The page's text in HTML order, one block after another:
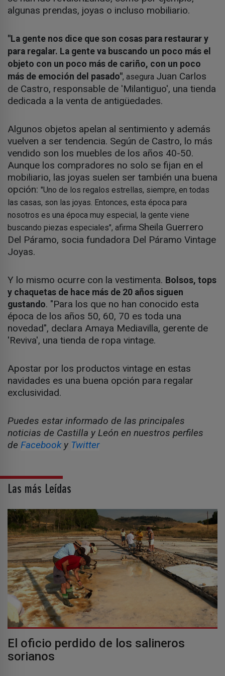
algunas prendas, joyas o incluso mobiliario.
"La gente nos dice que son cosas para restaurar y
para regalar. La gente va buscando un poco más el
objeto con un poco más de cariño, con un poco
más de emoción del pasado", asegura Juan Carlos
de Castro, responsable de 'Milantiguo', una tienda
dedicada a la venta de antigüedades.
Algunos objetos apelan al sentimiento y además
vuelven a ser tendencia. Según de Castro, lo más
vendido son los muebles de los años 40-50.
Aunque los compradores no solo se fijan en el
mobiliario, las joyas suelen ser también una buena
opción: "Uno de los regalos estrellas, siempre, en todas
las casas, son las joyas. Entonces, esta época para
nosotros es una época muy especial, la gente viene
buscando piezas especiales", afirma Sheila Guerrero
Del Páramo, socia fundadora Del Páramo Vintage
Joyas.
Y lo mismo ocurre con la vestimenta. Bolsos, tops
y chaquetas de hace más de 20 años siguen
gustando. "Para los que no han conocido esta
época de los años 50, 60, 70 es toda una
novedad", declara Amaya Mediavilla, gerente de
'Reviva', una tienda de ropa vintage.
Apostar por los productos vintage en estas
navidades es una buena opción para regalar
exclusividad.
Puedes estar informado de las principales
noticias de Castilla y León en nuestros perfiles
de Facebooky Twitter
Las más Leídas
El oficio perdido de los salineros
sorianos